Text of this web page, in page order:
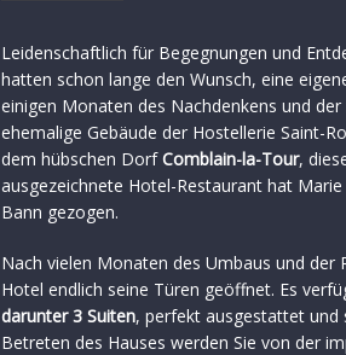
Leidenschaftlich für Begegnungen und
hatten schon lange den Wunsch, eine
einigen Monaten des Nachdenkens und
ehemalige Gebäude der Hostellerie Saint-
dem hübschen DorfComblain-la-Tour,
ausgezeichnete Hotel-Restaurant hat
Bann gezogen.
Nach vielen Monaten des Umbaus und der
Hotel endlich seine Türen geöffnet. Es
darunter 3 Suiten, perfekt ausgestattet und
Betreten des Hauses werden Sie von der